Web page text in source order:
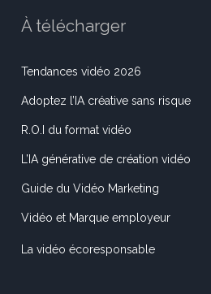
À télécharger
Tendances vidéo 2026
Adoptez l’IA créative sans risque
R.O.I du format vidéo
L’IA générative de création vidéo
Guide du Vidéo Marketing
Vidéo et Marque employeur
La vidéo écoresponsable